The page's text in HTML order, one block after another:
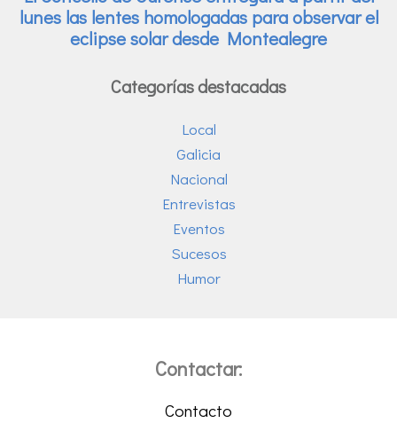
Categorías destacadas
Local
Galicia
Nacional
Entrevistas
Eventos
Sucesos
Humor
Contactar:
Contacto